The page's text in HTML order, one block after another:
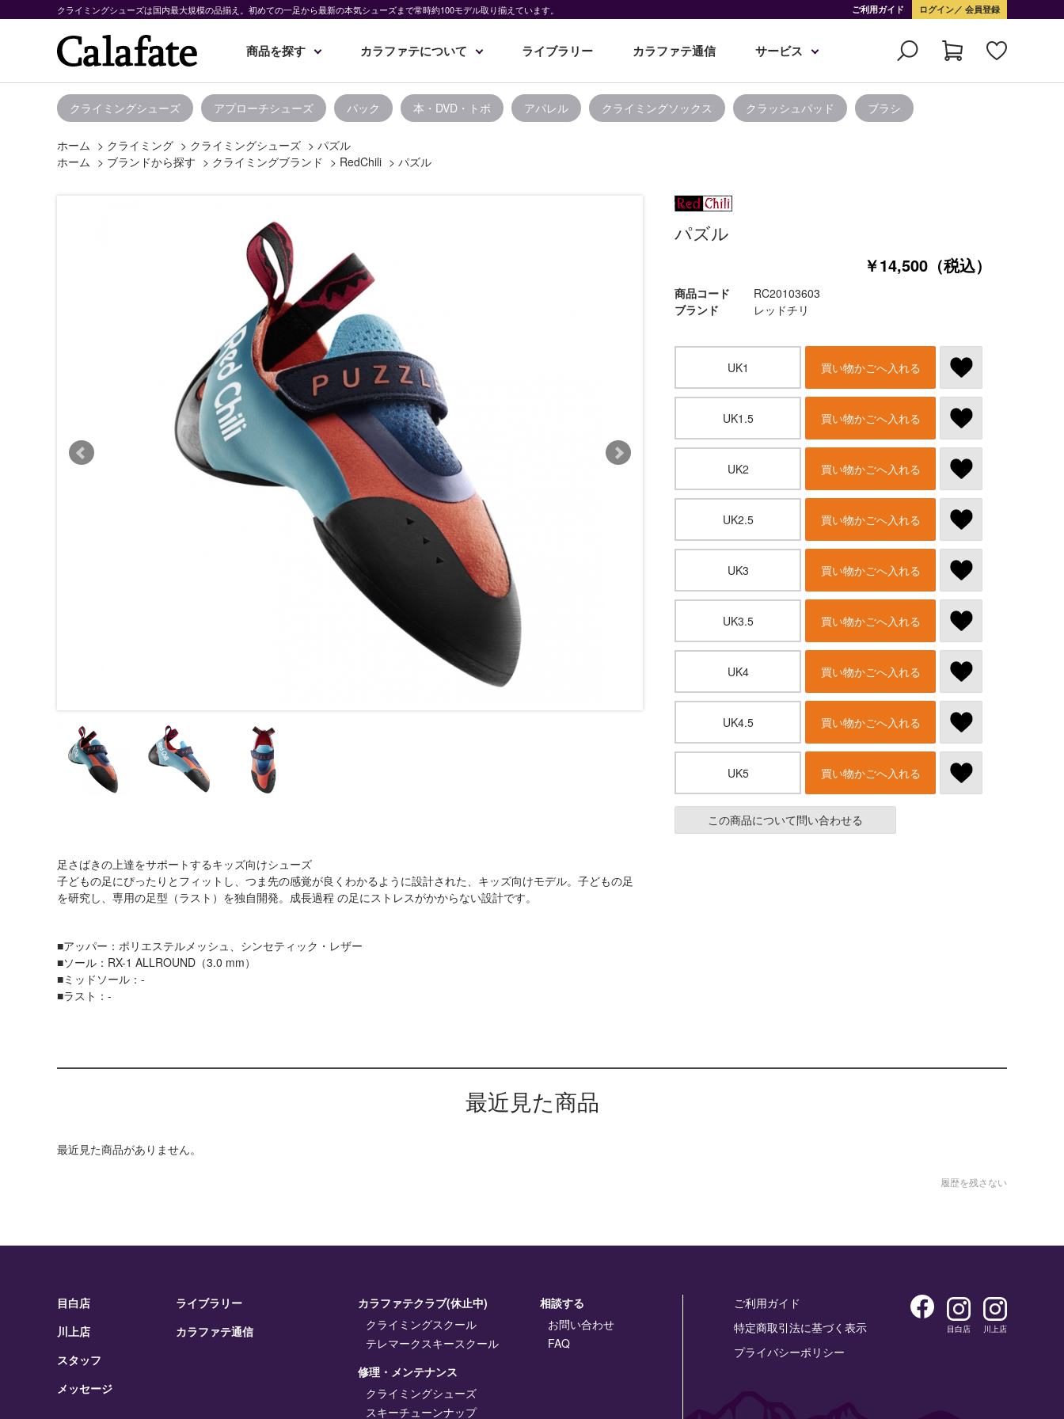
クライミングシューズは国内最大規模の品揃え。初めての一足から最新の本気シューズまで常時約100モデル取り揃えています。 ご利用ガイド ログイン 会員登録
商品を探す カラファテについて ライブラリー カラファテ通信 サービス
クライミングシューズ アプローチシューズ パック 本・DVD・トポ アパレル クライミングソックス クラッシュパッド ブラシ
ホーム > クライミング > クライミングシューズ > パズル
ホーム > ブランドから探す > クライミングブランド > RedChili > パズル
足さばきの上達をサポートするキッズ向けシューズ
子どもの足にぴったりとフィットし、つま先の感覚が良くわかるように設計された、キッズ向けモデル。子どもの足
を研究し、専用の足型（ラスト）を独自開発。成長過程 の足にストレスがかからない設計です。
■アッパー：ポリエステルメッシュ、シンセティック・レザー
■ソール：RX-1 ALLROUND（3.0 mm）
■ミッドソール：-
■ラスト：-
パズル
￥14,500（税込）
商品コード
RC20103603
ブランド
レッドチリ
UK1 買い物かごへ入れる
UK1.5 買い物かごへ入れる
UK2 買い物かごへ入れる
UK2.5 買い物かごへ入れる
UK3 買い物かごへ入れる
UK3.5 買い物かごへ入れる
UK4 買い物かごへ入れる
UK4.5 買い物かごへ入れる
UK5 買い物かごへ入れる
この商品について問い合わせる
最近見た商品
最近見た商品がありません。
履歴を残さない
目白店
川上店
スタッフ
メッセージ
ライブラリー
カラファテ通信
カラファテクラブ(休止中)
クライミングスクール
テレマークスキースクール
修理・メンテナンス
クライミングシューズ
スキーチューンナップ
相談する
お問い合わせ
FAQ
ご利用ガイド
特定商取引法に基づく表示
プライバシーポリシー
目白店 川上店